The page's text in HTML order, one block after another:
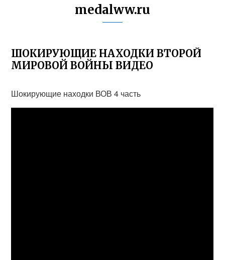
medalww.ru
ШОКИРУЮЩИЕ НАХОДКИ ВТОРОЙ
МИРОВОЙ ВОЙНЫ ВИДЕО
Шокирующие находки ВОВ 4 часть